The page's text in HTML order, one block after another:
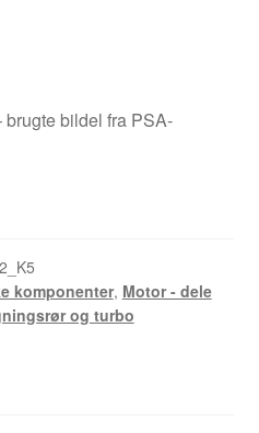
bildel fra PSA-
komponenter, Motor - dele
og turbo